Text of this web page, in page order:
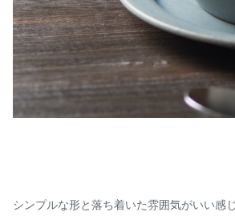
シンプルな形と落ち着いた雰囲気がいい感